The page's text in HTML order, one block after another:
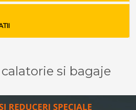
si bagaje